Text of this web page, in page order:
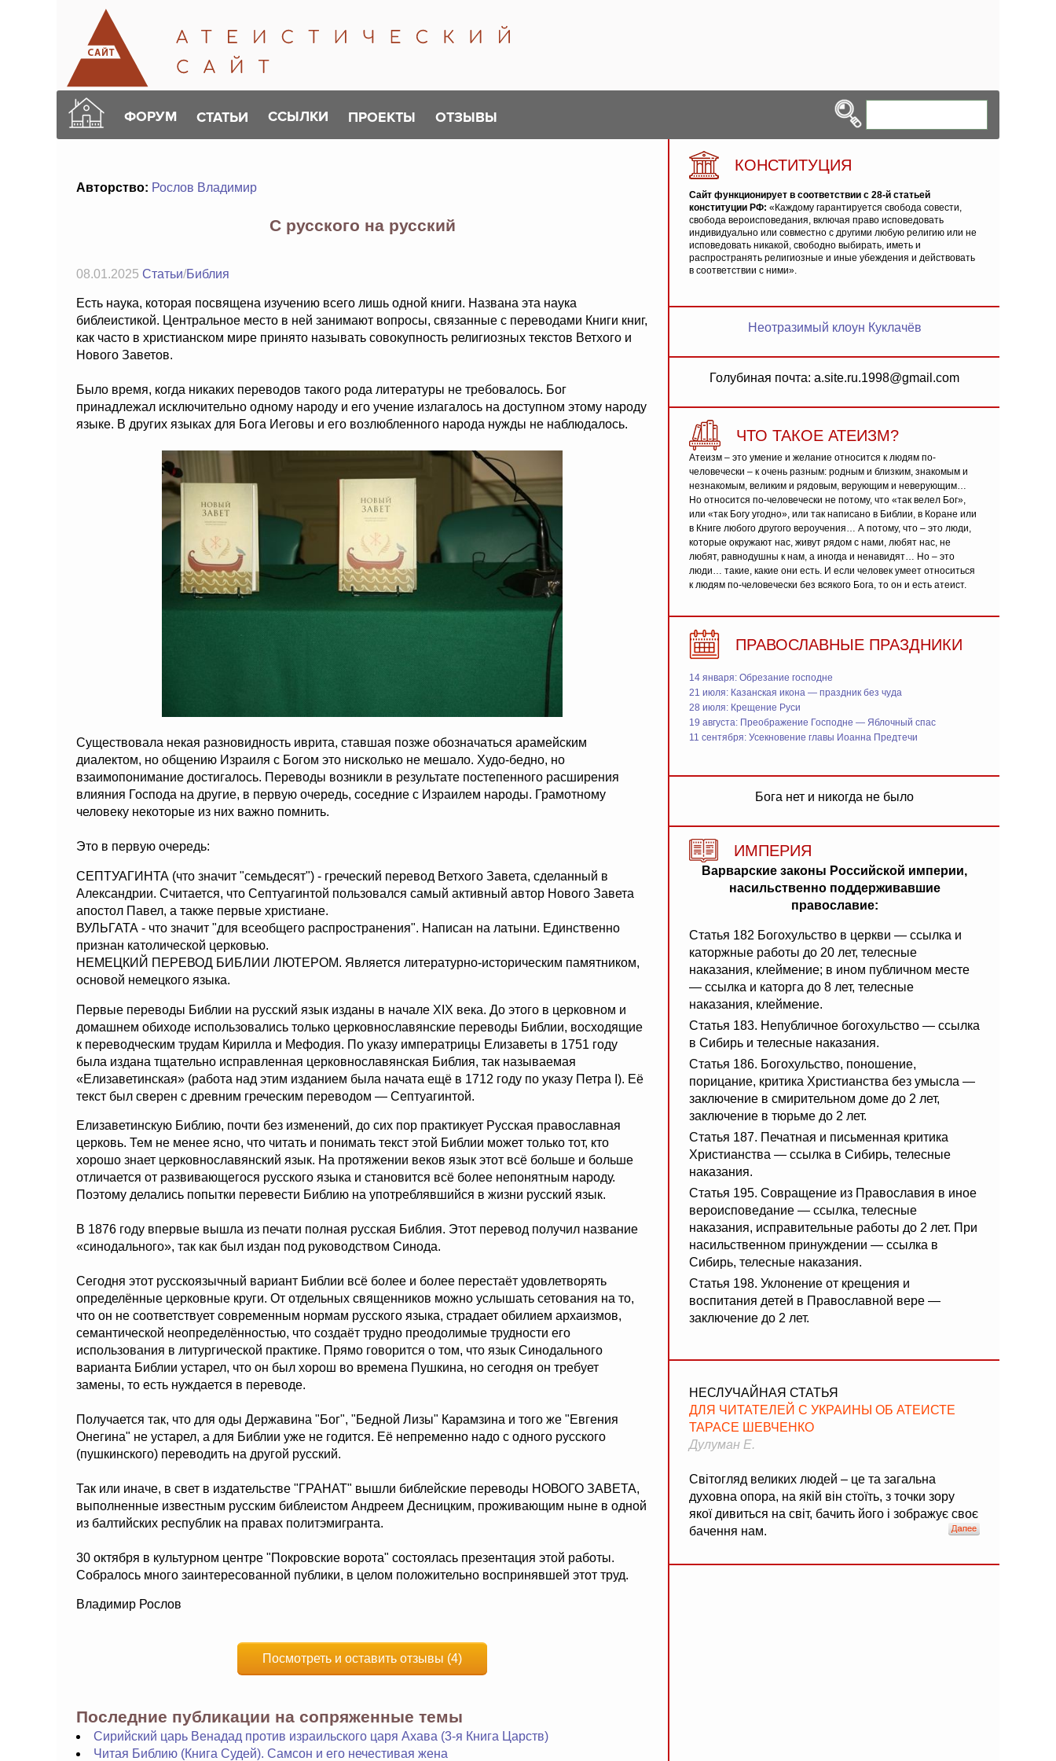
ФОРУМ СТАТЬИ ССЫЛКИ ПРОЕКТЫ ОТЗЫВЫ
Авторство: Рослов Владимир
С русского на русский
08.01.2025 Статьи/Библия
Есть наука, которая посвящена изучению всего лишь одной книги. Названа эта наука
библеистикой. Центральное место в ней занимают вопросы, связанные с переводами Книги книг,
как часто в христианском мире принято называть совокупность религиозных текстов Ветхого и
Нового Заветов.
Было время, когда никаких переводов такого рода литературы не требовалось. Бог
принадлежал исключительно одному народу и его учение излагалось на доступном этому народу
языке. В других языках для Бога Иеговы и его возлюбленного народа нужды не наблюдалось.
Существовала некая разновидность иврита, ставшая позже обозначаться арамейским
диалектом, но общению Израиля с Богом это нисколько не мешало. Худо-бедно, но
взаимопонимание достигалось. Переводы возникли в результате постепенного расширения
влияния Господа на другие, в первую очередь, соседние с Израилем народы. Грамотному
человеку некоторые из них важно помнить.
Это в первую очередь:
СЕПТУАГИНТА (что значит "семьдесят") - греческий перевод Ветхого Завета, сделанный в
Александрии. Считается, что Септуагинтой пользовался самый активный автор Нового Завета
апостол Павел, а также первые христиане.
ВУЛЬГАТА - что значит "для всеобщего распространения". Написан на латыни. Единственно
признан католической церковью.
НЕМЕЦКИЙ ПЕРЕВОД БИБЛИИ ЛЮТЕРОМ. Является литературно-историческим памятником,
основой немецкого языка.
Первые переводы Библии на русский язык изданы в начале XIX века. До этого в церковном и
домашнем обиходе использовались только церковнославянские переводы Библии, восходящие
к переводческим трудам Кирилла и Мефодия. По указу императрицы Елизаветы в 1751 году
была издана тщательно исправленная церковнославянская Библия, так называемая
«Елизаветинская» (работа над этим изданием была начата ещё в 1712 году по указу Петра I). Её
текст был сверен с древним греческим переводом — Септуагинтой.
Елизаветинскую Библию, почти без изменений, до сих пор практикует Русская православная
церковь. Тем не менее ясно, что читать и понимать текст этой Библии может только тот, кто
хорошо знает церковнославянский язык. На протяжении веков язык этот всё больше и больше
отличается от развивающегося русского языка и становится всё более непонятным народу.
Поэтому делались попытки перевести Библию на употреблявшийся в жизни русский язык.
В 1876 году впервые вышла из печати полная русская Библия. Этот перевод получил название
«синодального», так как был издан под руководством Синода.
Сегодня этот русскоязычный вариант Библии всё более и более перестаёт удовлетворять
определённые церковные круги. От отдельных священников можно услышать сетования на то,
что он не соответствует современным нормам русского языка, страдает обилием архаизмов,
семантической неопределённостью, что создаёт трудно преодолимые трудности его
использования в литургической практике. Прямо говорится о том, что язык Синодального
варианта Библии устарел, что он был хорош во времена Пушкина, но сегодня он требует
замены, то есть нуждается в переводе.
Получается так, что для оды Державина "Бог", "Бедной Лизы" Карамзина и того же "Евгения
Онегина" не устарел, а для Библии уже не годится. Её непременно надо с одного русского
(пушкинского) переводить на другой русский.
Так или иначе, в свет в издательстве "ГРАНАТ" вышли библейские переводы НОВОГО ЗАВЕТА,
выполненные известным русским библеистом Андреем Десницким, проживающим ныне в одной
из балтийских республик на правах политэмигранта.
30 октября в культурном центре "Покровские ворота" состоялась презентация этой работы.
Собралось много заинтересованной публики, в целом положительно воспринявшей этот труд.
Владимир Рослов
Посмотреть и оставить отзывы (4)
Последние публикации на сопряженные темы
Сирийский царь Венадад против израильского царя Ахава (3-я Книга Царств)
Читая Библию (Книга Судей). Самсон и его нечестивая жена
КОНСТИТУЦИЯ
Сайт функционирует в соответствии с 28-й статьей
конституции РФ: «Каждому гарантируется свобода совести,
свобода вероисповедания, включая право исповедовать
индивидуально или совместно с другими любую религию или не
исповедовать никакой, свободно выбирать, иметь и
распространять религиозные и иные убеждения и действовать
в соответствии с ними».
Неотразимый клоун Куклачёв
Голубиная почта: a.site.ru.1998@gmail.com
ЧТО ТАКОЕ АТЕИЗМ?
Атеизм – это умение и желание относится к людям по-
человечески – к очень разным: родным и близким, знакомым и
незнакомым, великим и рядовым, верующим и неверующим…
Но относится по-человечески не потому, что «так велел Бог»,
или «так Богу угодно», или так написано в Библии, в Коране или
в Книге любого другого вероучения… А потому, что – это люди,
которые окружают нас, живут рядом с нами, любят нас, не
любят, равнодушны к нам, а иногда и ненавидят… Но – это
люди… такие, какие они есть. И если человек умеет относиться
к людям по-человечески без всякого Бога, то он и есть атеист.
ПРАВОСЛАВНЫЕ ПРАЗДНИКИ
14 января: Обрезание господне
21 июля: Казанская икона — праздник без чуда
28 июля: Крещение Руси
19 августа: Преображение Господне — Яблочный спас
11 сентября: Усекновение главы Иоанна Предтечи
Бога нет и никогда не было
ИМПЕРИЯ
Варварские законы Российской империи,
насильственно поддерживавшие
православие:
Статья 182 Богохульство в церкви — ссылка и
каторжные работы до 20 лет, телесные
наказания, клеймение; в ином публичном месте
— ссылка и каторга до 8 лет, телесные
наказания, клеймение.
Статья 183. Непубличное богохульство — ссылка
в Сибирь и телесные наказания.
Статья 186. Богохульство, поношение,
порицание, критика Христианства без умысла —
заключение в смирительном доме до 2 лет,
заключение в тюрьме до 2 лет.
Статья 187. Печатная и письменная критика
Христианства — ссылка в Сибирь, телесные
наказания.
Статья 195. Совращение из Православия в иное
вероисповедание — ссылка, телесные
наказания, исправительные работы до 2 лет. При
насильственном принуждении — ссылка в
Сибирь, телесные наказания.
Статья 198. Уклонение от крещения и
воспитания детей в Православной вере —
заключение до 2 лет.
НЕСЛУЧАЙНАЯ СТАТЬЯ
ДЛЯ ЧИТАТЕЛЕЙ С УКРАИНЫ ОБ АТЕИСТЕ
ТАРАСЕ ШЕВЧЕНКО
Дулуман Е.
Світогляд великих людей – це та загальна
духовна опора, на якій він стоїть, з точки зору
якої дивиться на світ, бачить його і зображує своє
бачення нам.